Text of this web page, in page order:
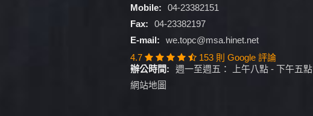
Mobile:
04-23382151
Fax:
04-23382197
E-mail:
we.topc@msa.hinet.net
4.7
153 則 Google 評論
辦公時間:
週一至週五： 上午八點 - 下午五點
網站地圖